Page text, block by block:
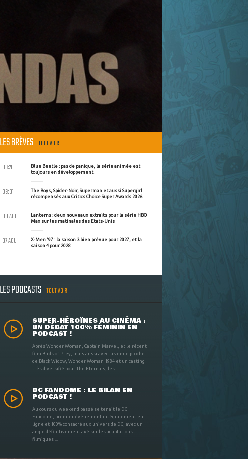
LES BRÈVES TOUT VOIR
Blue Beetle : pas de panique, la série animée est
toujours en développement.
09:20
The Boys, Spider-Noir, Superman et aussi Supergirl
récompensés aux Critics Choice Super Awards 2026
09:01
Lanterns : deux nouveaux extraits pour la série HBO
Max sur les matinales des Etats-Unis
08 AOU
X-Men '97 : la saison 3 bien prévue pour 2027, et la
saison 4 pour 2028
07 AOU
LES PODCASTS TOUT VOIR
SUPER-HÉROÏNES AU CINÉMA :
UN DÉBAT 100% FÉMININ EN
PODCAST !
Après Wonder Woman, Captain Marvel, et le récent
film Birds of Prey, mais aussi avec la venue proche
de Black Widow, Wonder Woman 1984 et un casting
très diversifié pour The Eternals, les ...
DC FANDOME : LE BILAN EN
PODCAST !
Au cours du weekend passé se tenait le DC
Fandome, premier évènement intégralement en
ligne et 100% consacré aux univers de DC, avec un
angle définitivement axé sur les adaptations
filmiques ...